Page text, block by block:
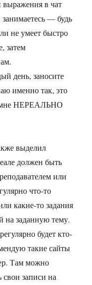
выражения в чат
— будь
не умеет быстро
затем
день, заносите
именно так, это
мне НЕРЕАЛЬНО
выделил
должен быть
или
что-то
какие-то задания
на заданную тему.
будет кто-
такие сайты
Там можно
свои записи на